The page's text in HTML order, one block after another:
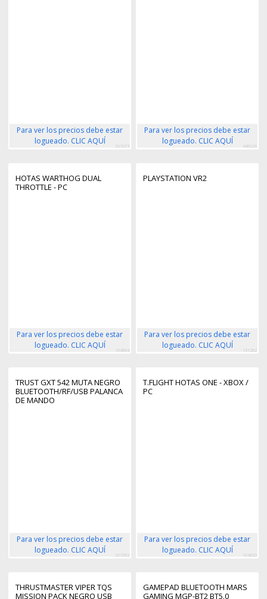
Para ver los precios debe estar
logueado. CLIC AQUÍ
261073
Para ver los precios debe estar
logueado. CLIC AQUÍ
449226
HOTAS WARTHOG DUAL
THROTTLE - PC
Para ver los precios debe estar
logueado. CLIC AQUÍ
104904
PLAYSTATION VR2
Para ver los precios debe estar
logueado. CLIC AQUÍ
157282
TRUST GXT 542 MUTA NEGRO
BLUETOOTH/RF/USB PALANCA
DE MANDO
Para ver los precios debe estar
logueado. CLIC AQUÍ
261092
T.FLIGHT HOTAS ONE - XBOX /
PC
Para ver los precios debe estar
logueado. CLIC AQUÍ
104920
THRUSTMASTER VIPER TQS
MISSION PACK NEGRO USB
GAMEPAD BLUETOOTH MARS
GAMING MGP-BT2 BT5.0